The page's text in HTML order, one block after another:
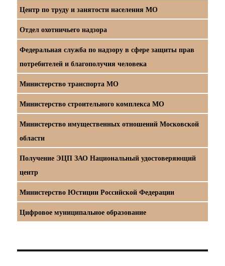
Центр по труду и занятости населения МО
Отдел охотничьего надзора
Федеральная служба по надзору в сфере защиты прав
потребителей и благополучия человека
Министерство транспорта МО
Министерство строительного комплекса МО
Министерство имущественных отношений Московской
области
Получение ЭЦП ЗАО Национальный удостоверяющий
центр
Министерство Юстиции Российской Федерации
Цифровое муниципальное образование